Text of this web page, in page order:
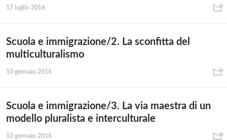
17 luglio 2016
Scuola e immigrazione/2. La sconfitta del
multiculturalismo
10 gennaio 2016
Scuola e immigrazione/3. La via maestra di un
modello pluralista e interculturale
10 gennaio 2016